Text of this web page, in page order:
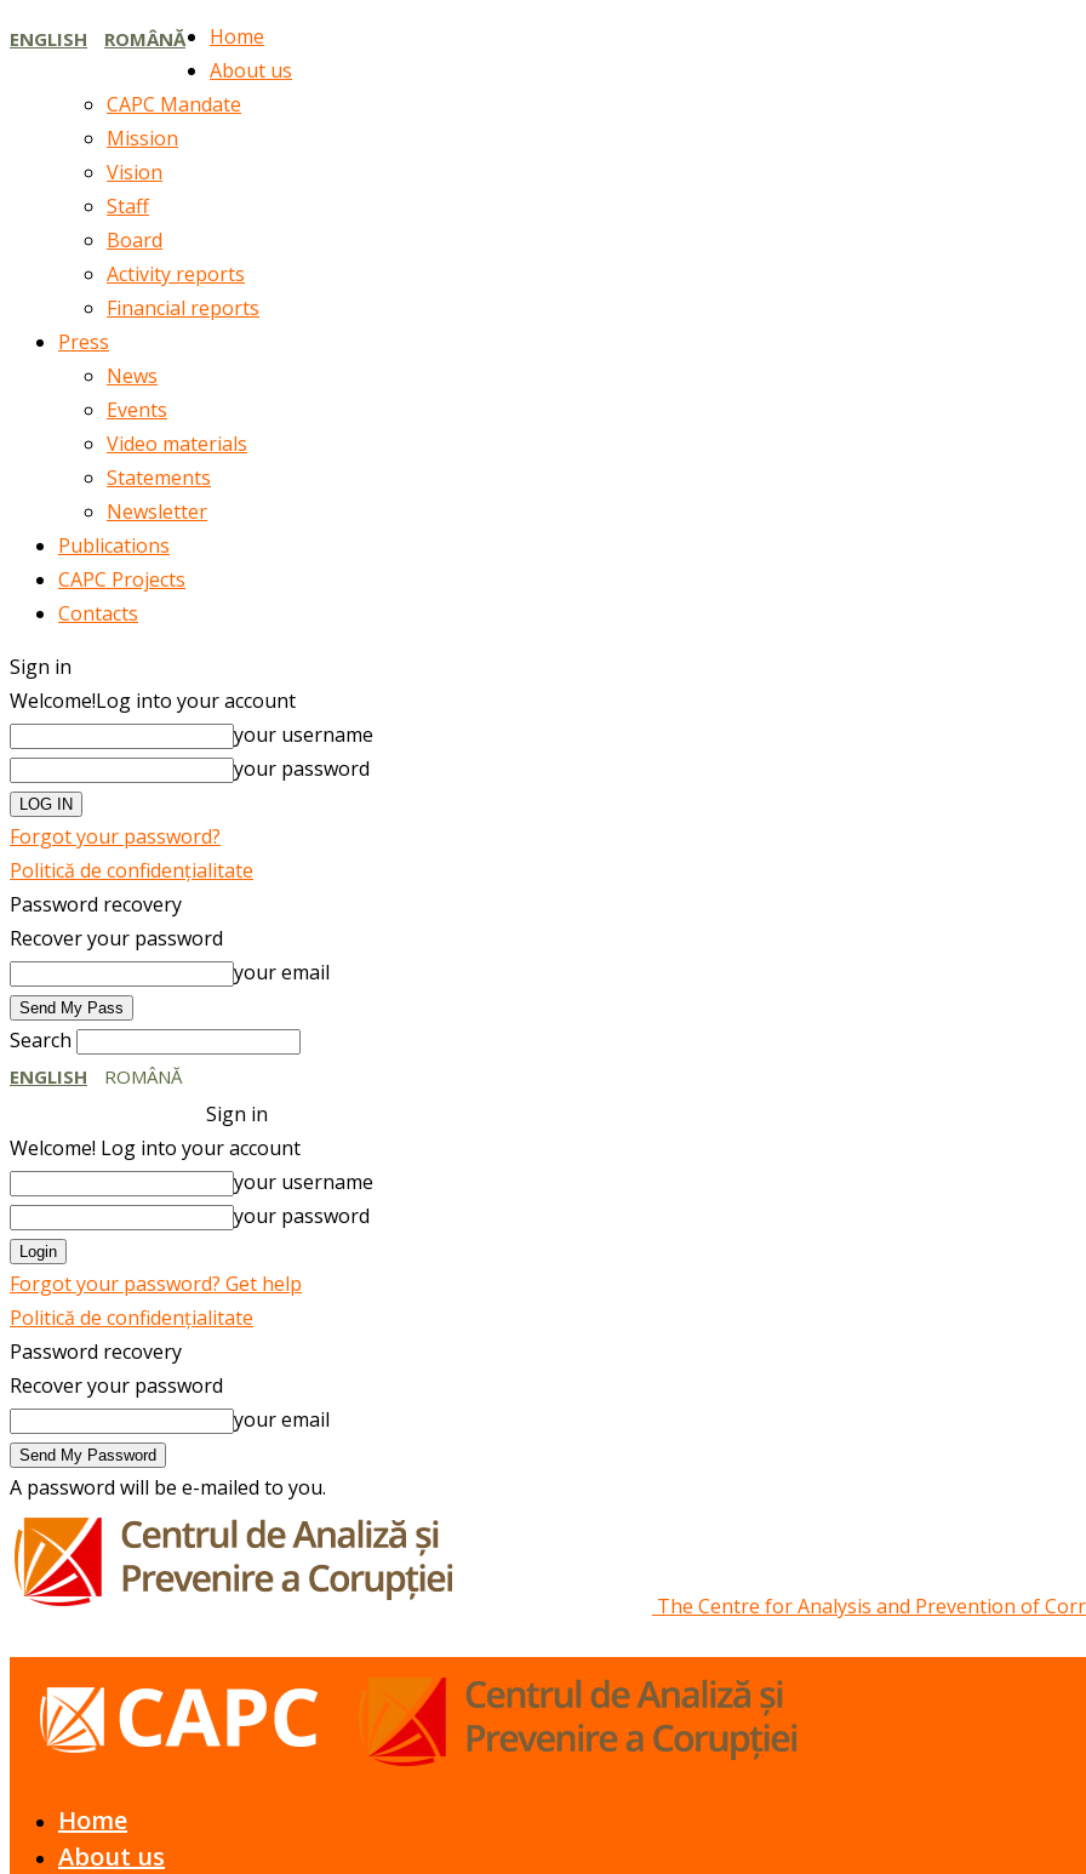
ENGLISH ROMÂNĂ
Home
About us
CAPC Mandate
Mission
Vision
Staff
Board
Activity reports
Financial reports
Press
News
Events
Video materials
Statements
Newsletter
Publications
CAPC Projects
Contacts
Sign in
Welcome!Log into your account
your username
your password
Forgot your password?
Politică de confidențialitate
Password recovery
Recover your password
your email
Search
ENGLISH ROMÂNĂ
Sign in
Welcome! Log into your account
your username
your password
Forgot your password? Get help
Politică de confidențialitate
Password recovery
Recover your password
your email
A password will be e-mailed to you.
The Centre for Analysis and Prevention of
Home
About us